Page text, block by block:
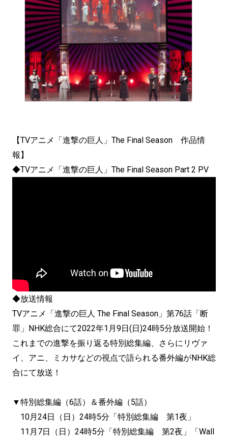
【TVアニメ「進撃の巨人」The Final Season 作品情
報】
◆TVアニメ「進撃の巨人」The Final Season Part 2 PV
◆放送情報
TVアニメ「進撃の巨人 The Final Season」第76話「断
罪」NHK総合にて2022年1月9日(日)24時5分放送開始！
これまでの進撃を振り返る特別総集編、さらにリヴァ
イ、アニ、ミカサなどの視点で語られる番外編がNHK総
合にて放送！
▼特別総集編（6話）＆番外編（5話）
10月24日（日）24時5分「特別総集編 第1夜」
11月7日（日）24時5分「特別総集編 第2夜」「Wall